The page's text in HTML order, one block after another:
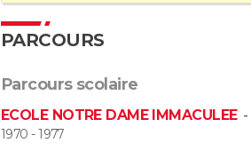
PARCOURS
Parcours scolaire
ECOLE NOTRE DAME IMMACULEE-
1970 - 1977